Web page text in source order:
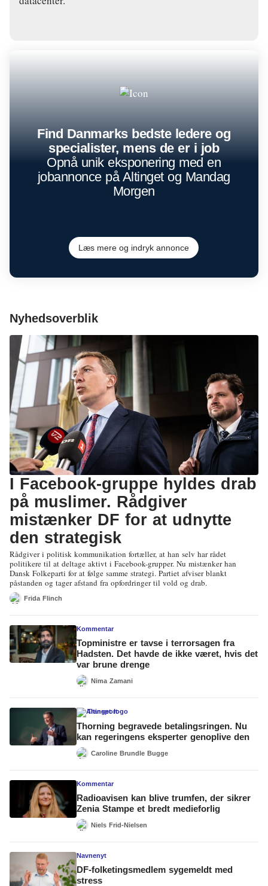
Find Danmarks bedste ledere og
specialister, mens de er i job
Opnå unik eksponering med en
jobannonce på Altinget og Mandag
Morgen
Læs mere og indryk annonce
Nyhedsoverblik
I Facebook-gruppe hyldes drab
på muslimer. Rådgiver
mistænker DF for at udnytte
den strategisk
Rådgiver i politisk kommunikation fortæller, at han selv har rådet
politikere til at deltage aktivt i Facebook-grupper. Nu mistænker han
Dansk Folkeparti for at følge samme strategi. Partiet afviser blankt
påstanden og tager afstand fra opfordringer til vold og drab.
Frida Flinch
Kommentar
Topministre er tavse i terrorsagen fra
Hadsten. Det havde de ikke været, hvis det
var brune drenge
Nima Zamani
Transport
Thorning begravede betalingsringen. Nu
kan regeringens eksperter genoplive den
Caroline Brundle Bugge
Kommentar
Radioavisen kan blive trumfen, der sikrer
Zenia Stampe et bredt medieforlig
Niels Frid-Nielsen
Navnenyt
DF-folketingsmedlem sygemeldt med
stress